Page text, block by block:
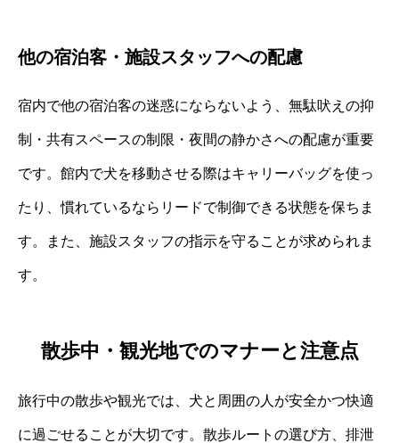
他の宿泊客・施設スタッフへの配慮
宿内で他の宿泊客の迷惑にならないよう、無駄吠えの抑
制・共有スペースの制限・夜間の静かさへの配慮が重要
です。館内で犬を移動させる際はキャリーバッグを使っ
たり、慣れているならリードで制御できる状態を保ちま
す。また、施設スタッフの指示を守ることが求められま
す。
散歩中・観光地でのマナーと注意点
旅行中の散歩や観光では、犬と周囲の人が安全かつ快適
に過ごせることが大切です。散歩ルートの選び方、排泄